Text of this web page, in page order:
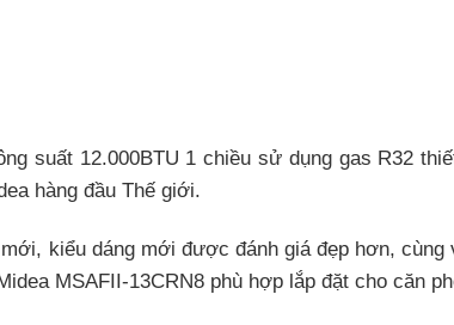
suất 12.000BTU 1 chiều sử dụng gas R32
hàng đầu Thế giới.
kiểu dáng mới được đánh giá đẹp hơn,
MSAFII-13CRN8 phù hợp lắp đặt cho căn